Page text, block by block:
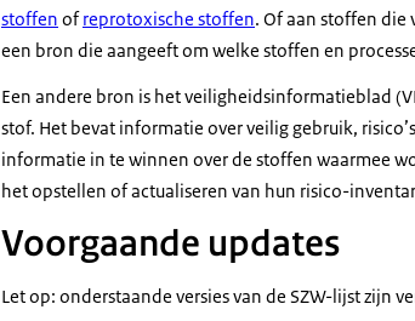
stoffen ofreprotoxische stoffen. Of aan stoffen die
een bron die aangeeft om welke stoffen en
Een andere bron is het veiligheidsinformatieblad
stof. Het bevat informatie over veilig gebruik,
informatie in te winnen over de stoffen waarmee
het opstellen of actualiseren van hun risico-
Voorgaande updates
Let op: onderstaande versies van de SZW-lijst zijn